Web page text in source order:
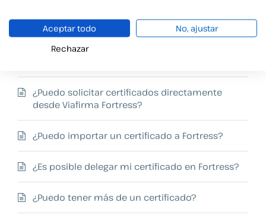
Fortress
¿Puedo solicitar certificados directamente
desde Viafirma Fortress?
¿Puedo importar un certificado a Fortress?
¿Es posible delegar mi certificado en Fortress?
¿Puedo tener más de un certificado?
Aceptar todo
No, ajustar
Rechazar